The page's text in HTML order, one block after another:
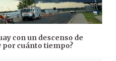
con un descenso de
por cuánto tiempo?